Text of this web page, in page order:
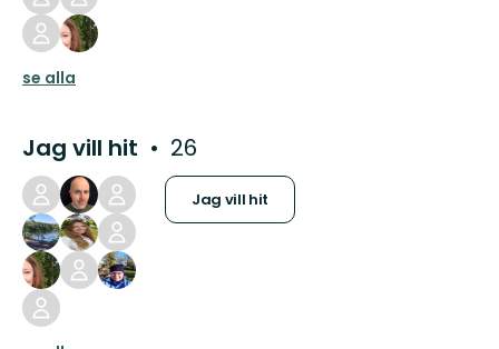
se alla
Jag vill hit 26
Jag vill hit